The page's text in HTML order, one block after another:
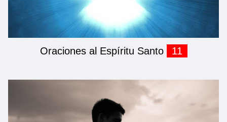
Oraciones al Espíritu Santo 11